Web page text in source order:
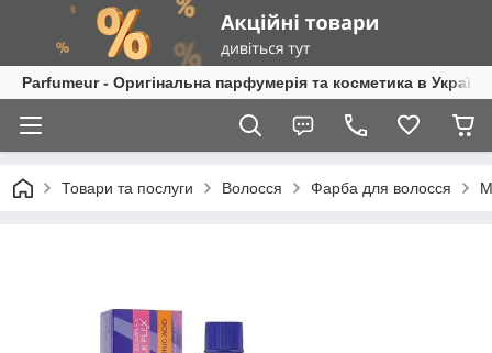
Parfumeur - Оригінальна парфумерія та косметика в Україні
Товари та послуги Волосся Фарба для волосся